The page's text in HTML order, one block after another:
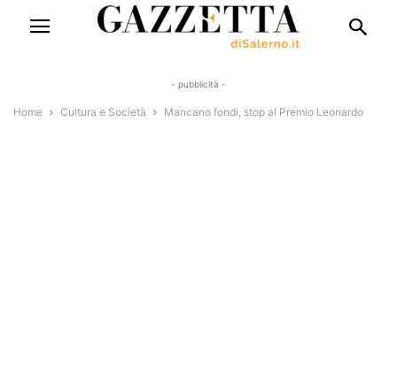
- pubblicità -
Home Cultura e Società Mancano fondi, stop al Premio Leonardo